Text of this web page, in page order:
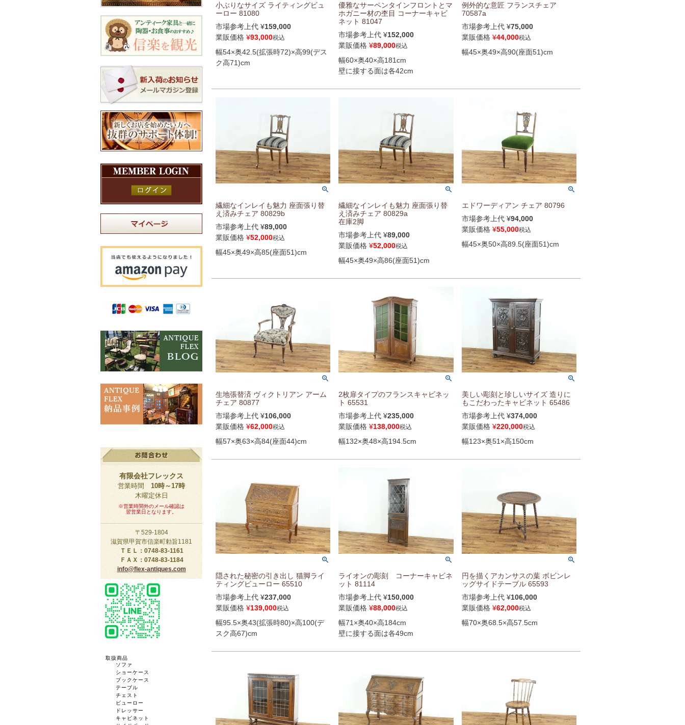
有限会社フレックス
営業時間 10時～17時
木曜定休日
※営業時間外のメール確認は
翌営業日となります。
〒529-1804
滋賀県甲賀市信楽町勅旨1181
ＴＥＬ：0748-83-1161
ＦＡＸ：0748-83-1184
info@flex-antiques.com
取扱商品
ソファ
ショーケース
ブックケース
テーブル
チェスト
ビューロー
ドレッサー
キャビネット
小ぶりなサイズ ライティングビュ
ーロー 81080
市場参考上代 ¥159,000
業販価格 ¥93,000税込
幅54×奥42.5(拡張時72)×高99(デス
ク高71)cm
優雅なサーペンタインフロントとマ
ホガニー材の杢目 コーナーキャビ
ネット 81047
市場参考上代 ¥152,000
業販価格 ¥89,000税込
幅60×奥40×高181cm
壁に接する面は各42cm
例外的な意匠 フランスチェア
70587a
市場参考上代 ¥75,000
業販価格 ¥44,000税込
幅45×奥49×高90(座面51)cm
繊細なインレイも魅力 座面張り替
え済みチェア 80829b
市場参考上代 ¥89,000
業販価格 ¥52,000税込
幅45×奥49×高85(座面51)cm
繊細なインレイも魅力 座面張り替
え済みチェア 80829a
在庫2脚
市場参考上代 ¥89,000
業販価格 ¥52,000税込
幅45×奥49×高86(座面51)cm
エドワーディアン チェア 80796
市場参考上代 ¥94,000
業販価格 ¥55,000税込
幅45×奥50×高89.5(座面51)cm
生地張替済 ヴィクトリアン アーム
チェア 80877
市場参考上代 ¥106,000
業販価格 ¥62,000税込
幅57×奥63×高84(座面44)cm
2枚扉タイプのフランスキャビネッ
ト 65531
市場参考上代 ¥235,000
業販価格 ¥138,000税込
幅132×奥48×高194.5cm
美しい彫刻と珍しいサイズ 造りに
もこだわったキャビネット 65486
市場参考上代 ¥374,000
業販価格 ¥220,000税込
幅123×奥51×高150cm
隠された秘密の引き出し 猫脚ライ
ティングビューロー 65510
市場参考上代 ¥237,000
業販価格 ¥139,000税込
幅95.5×奥43(拡張時80)×高100(デ
スク高67)cm
ライオンの彫刻 コーナーキャビネ
ット 81114
市場参考上代 ¥150,000
業販価格 ¥88,000税込
幅71×奥40×高184cm
壁に接する面は各49cm
円を描くアカンサスの葉 ボビンレ
ッグサイドテーブル 65593
市場参考上代 ¥106,000
業販価格 ¥62,000税込
幅70×奥68.5×高57.5cm